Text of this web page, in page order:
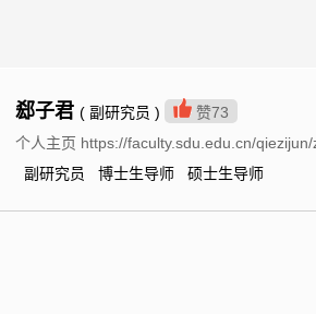
郄子君 ( 副研究员 ) 赞73
个人主页 https://faculty.sdu.edu.cn/
副研究员 博士生导师 硕士生导师